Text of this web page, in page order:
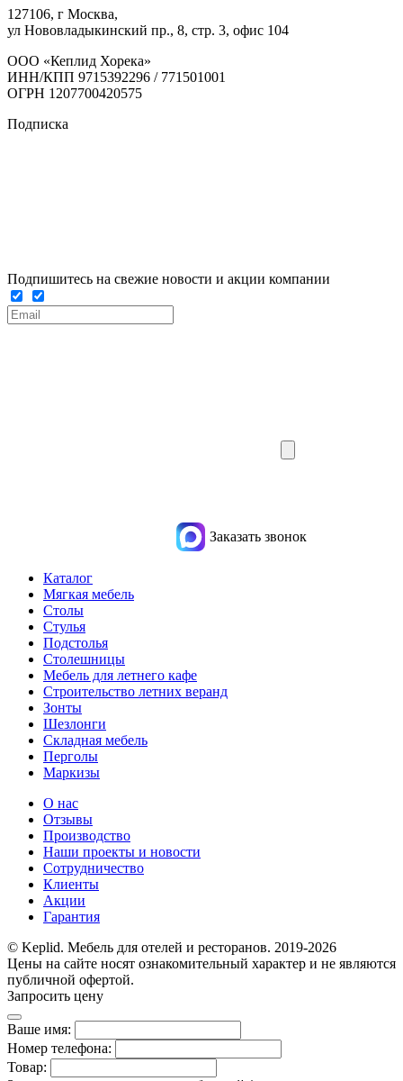
127106, г Москва,
ул Нововладыкинский пр., 8, стр. 3, офис 104
ООО «Кеплид Хорека»
ИНН/КПП 9715392296 / 771501001
ОГРН 1207700420575
Подписка
Подпишитесь на свежие новости и акции компании
Заказать звонок
Каталог
Мягкая мебель
Столы
Стулья
Подстолья
Столешницы
Мебель для летнего кафе
Строительство летних веранд
Зонты
Шезлонги
Складная мебель
Перголы
Маркизы
О нас
Отзывы
Производство
Наши проекты и новости
Сотрудничество
Клиенты
Акции
Гарантия
© Keplid. Мебель для отелей и ресторанов. 2019-2026
Цены на сайте носят ознакомительный характер и не являются
публичной офертой.
Запросить цену
Ваше имя:
Номер телефона:
Товар: